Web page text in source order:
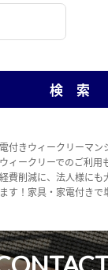
付きウィークリーマン
ィークリーでのご利用
費削減に、法人様に
す！家具・家電付きで